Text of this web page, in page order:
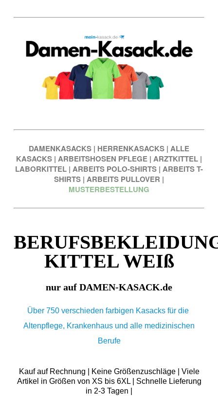
DAMENKASACKS | HERRENKASACKS | ALLE
KASACKS | ARBEITSHOSEN PFLEGE | ARZTKITTEL |
LABORKITTEL | ARBEITS POLO-SHIRTS | ARBEITS T-
SHIRTS | ARBEITS PULLOVER |
MUSTERBESTELLUNG
KITTEL WEIß
nur auf DAMEN-KASACK.de
Über 750 verschieden farbigen Kasacks für die
Altenpflege, Krankenhaus und alle medizinischen
Berufe
Kauf auf Rechnung | Keine Größenzuschläge | Viele
Artikel in Größen von XS bis 6XL | Schnelle Lieferung
in 2-3 Tagen |